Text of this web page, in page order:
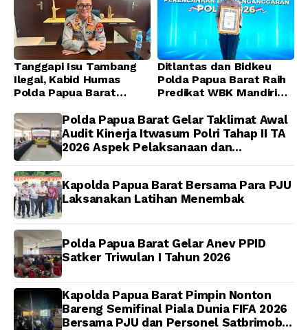
Tanggapi Isu Tambang
Ilegal, Kabid Humas
Polda Papua Barat
Toleransi bagi Oknum
Anggota
Ditlantas dan Bidkeu
Polda Papua Barat Raih
Predikat WBK Mandiri
Wujudkan Pelayanan
Bersih dan Berintegritas
Polda Papua Barat Gelar Taklimat Awal
Audit Kinerja Itwasum Polri Tahap II TA
2026 Aspek Pelaksanaan dan
Kapolda Papua Barat Bersama Para PJU
Laksanakan Latihan Menembak
Polda Papua Barat Gelar Anev PPID
Satker Triwulan I Tahun 2026
Kapolda Papua Barat Pimpin Nonton
Bareng Semifinal Piala Dunia FIFA 2026
Bersama PJU dan Personel Satbrimob